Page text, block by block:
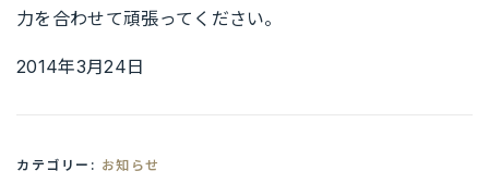
力を合わせて頑張ってください。
2014年3月24日
カテゴリー: お知らせ